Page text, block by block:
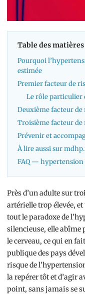
Table des matières
Pourquoi
estimée
Premier facteur de
Le rôle particulier
Deuxième facteur de
Troisième facteur de
Prévenir et
À lire aussi sur
FAQ —
Près d’un adulte sur
artérielle trop élevée, et
tout le paradoxe de
silencieuse, elle abîme
le cerveau, ce qui en
publique des pays
risque de
la repérer tôt et d’agir
point, sans jamais se